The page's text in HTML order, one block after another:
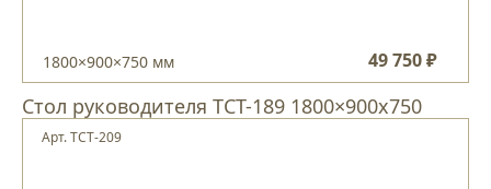
1800×900×750 мм 49 750 ₽
Стол руководителя ТCT-189 1800×900х750
Арт. TCT-209